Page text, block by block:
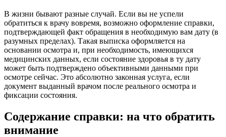
В жизни бывают разные случай. Если вы не успели
обратиться к врачу вовремя, возможно оформление справки,
подтверждающей факт обращения в необходимую вам дату (в
разумных пределах). Такая выписка оформляется на
основании осмотра и, при необходимость, имеющихся
медицинских данных, если состояние здоровья в ту дату
может быть подтверждено объективными данными при
осмотре сейчас. Это абсолютно законная услуга, если
документ выданный врачом после реального осмотра и
фиксации состояния.
Содержание справки: на что обратить
внимание